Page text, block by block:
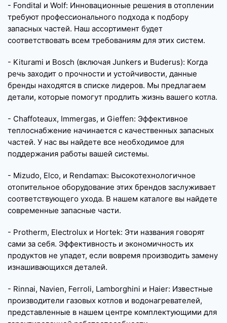
- Fondital и Wolf: Инновационные решения в отоплении
требуют профессионального подхода к подбору
запасных частей. Наш ассортимент будет
соответствовать всем требованиям для этих систем.
- Kiturami и Bosch (включая Junkers и Buderus): Когда
речь заходит о прочности и устойчивости, данные
бренды находятся в списке лидеров. Мы предлагаем
детали, которые помогут продлить жизнь вашего котла.
- Chaffoteaux, Immergas, и Gieffen: Эффективное
теплоснабжение начинается с качественных запасных
частей. У нас вы найдете все необходимое для
поддержания работы вашей системы.
- Mizudo, Elco, и Rendamax: Высокотехнологичное
отопительное оборудование этих брендов заслуживает
соответствующего ухода. В нашем каталоге вы найдете
современные запасные части.
- Protherm, Electrolux и Hortek: Эти названия говорят
сами за себя. Эффективность и экономичность их
продуктов не упадет, если вовремя производить замену
изнашивающихся деталей.
- Rinnai, Navien, Ferroli, Lamborghini и Haier: Известные
производители газовых котлов и водонагревателей,
представленные в нашем центре комплектующими для